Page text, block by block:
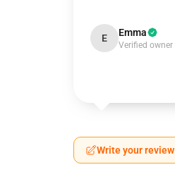
E Emma
Verified owner
Write your review